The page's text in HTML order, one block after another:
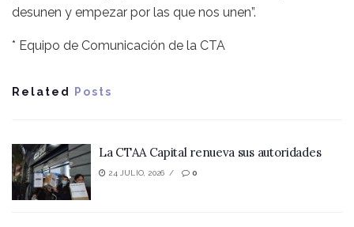
desunen y empezar por las que nos unen”.
* Equipo de Comunicación de la CTA
Related Posts
La CTAA Capital renueva sus autoridades
24 JULIO, 2026 0